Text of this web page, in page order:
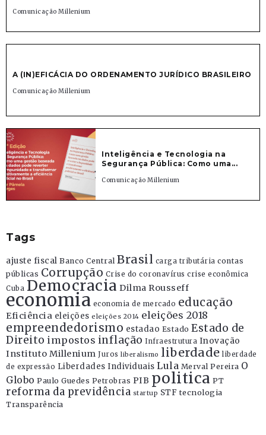
Comunicação Millenium
A (IN)EFICÁCIA DO ORDENAMENTO JURÍDICO BRASILEIRO
Comunicação Millenium
Inteligência e Tecnologia na
Segurança Pública: Como uma...
Comunicação Millenium
Tags
ajuste fiscal Banco Central Brasil carga tributária contas
públicas Corrupção Crise do coronavírus crise econômica
Cuba Democracia Dilma Rousseff
economia economia de mercado educação
Eficiência eleições eleições 2014 eleições 2018
empreendedorismo estadao Estado Estado de
Direito impostos inflação Infraestrutura Inovação
Instituto Millenium Juros liberalismo liberdade liberdade
de expressão Liberdades Individuais Lula Merval Pereira O
Globo Paulo Guedes Petrobras PIB politica PT
reforma da previdência startup STF tecnologia
Transparência